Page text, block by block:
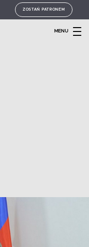
ZOSTAŃ PATRONEM
MENU